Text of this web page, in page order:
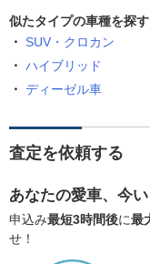
似たタイプの車種を探す
SUV・クロカン
ハイブリッド
ディーゼル車
査定を依頼する
あなたの愛車、今い
申込み最短3時間後に最
せ！